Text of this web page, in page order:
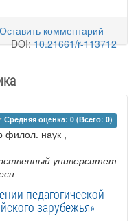
Оставить комментарий
DOI:10.21661/r-113712
Средняя оценка: 0 (Всего: 0)
филол. наук ,
университет
педагогической
зарубежья»